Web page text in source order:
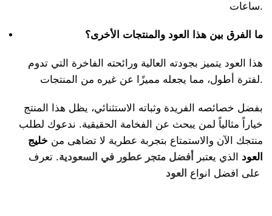
ساعات.
ما الفرق بين هذا العود والمنتجات الأخرى؟
هذا العود يتميز بجودته العالية ورائحته الفاخرة التي تدوم
لفترة أطول، مما يجعله مميزًا عن غيره من المنتجات.
بفضل خصائصه الفريدة وثباته الاستثنائي، يظل هذا المنتج
خياراً مثالياً لمن يبحث عن الفخامة الحقيقية. ندعوك لطلب
منتجك الآن والاستمتاع بتجربة عطرية لا تضاهى من خليج
العود الذي يعتبر أفضل متجر عطور في السعودية. تعرف
على افضل انواع العود